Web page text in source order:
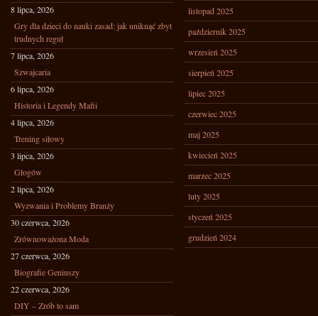
8 lipca, 2026
Gry dla dzieci do nauki zasad: jak uniknąć zbyt
trudnych reguł
7 lipca, 2026
Szwajcaria
6 lipca, 2026
Historia i Legendy Mafii
4 lipca, 2026
Trening siłowy
3 lipca, 2026
Głogów
2 lipca, 2026
Wyzwania i Problemy Branży
30 czerwca, 2026
Zrównoważona Moda
27 czerwca, 2026
Biografie Geniuszy
22 czerwca, 2026
DIY – Zrób to sam
listopad 2025
październik 2025
wrzesień 2025
sierpień 2025
lipiec 2025
czerwiec 2025
maj 2025
kwiecień 2025
marzec 2025
luty 2025
styczeń 2025
grudzień 2024